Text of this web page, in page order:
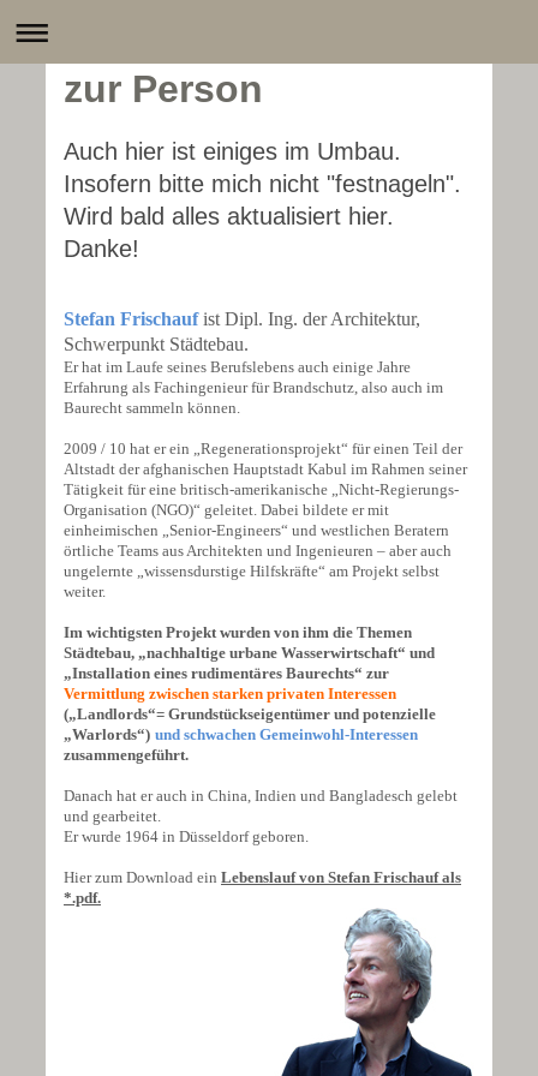
zur Person
Auch hier ist einiges im Umbau.
Insofern bitte mich nicht "festnageln".
Wird bald alles aktualisiert hier.
Danke!
Stefan Frischaufist Dipl. Ing. der Architektur,
Schwerpunkt Städtebau.
Er hat im Laufe seines Berufslebens auch einige Jahre
Erfahrung als Fachingenieur für Brandschutz, also auch im
Baurecht sammeln können.
2009 / 10 hat er ein „Regenerationsprojekt“ für einen Teil der
Altstadt der afghanischen Hauptstadt Kabul im Rahmen seiner
Tätigkeit für eine britisch-amerikanische „Nicht-Regierungs-
Organisation (NGO)“ geleitet. Dabei bildete er mit
einheimischen „Senior-Engineers“ und westlichen Beratern
örtliche Teams aus Architekten und Ingenieuren – aber auch
ungelernte „wissensdurstige Hilfskräfte“ am Projekt selbst
weiter.
Im wichtigsten Projekt wurden von ihm die Themen
Städtebau, „nachhaltige urbane Wasserwirtschaft“ und
„Installation eines rudimentäres Baurechts“ zur
Vermittlung zwischen starken privaten Interessen
(„Landlords“= Grundstückseigentümer und potenzielle
„Warlords“) und schwachen Gemeinwohl-Interessen
zusammengeführt.
Danach hat er auch in China, Indien und Bangladesch gelebt
und gearbeitet.
Er wurde 1964 in Düsseldorf geboren.
Hier zum Download ein Lebenslauf von Stefan Frischauf als
*.pdf.